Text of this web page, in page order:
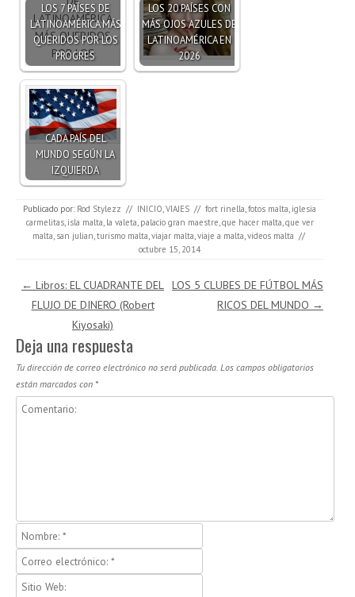
LOS 7 PAÍSES DE
LATINOAMÉRICA MÁS
QUERIDOS POR LOS
PROGRES
LOS 20 PAÍSES CON
MÁS OJOS AZULES DE
LATINOAMÉRICA EN
2026
CADA PAÍS DEL
MUNDO SEGÚN LA
IZQUIERDA
Publicado por: Rod Stylezz // INICIO VIAJES // fort rinella fotos malta iglesia
carmelitas, isla malta la valeta palacio gran maestre que hacer malta que ver
malta san julian turismo malta viajar malta viaje a malta videos malta //
octubre 15, 2014
Navegación de entradas
← Libros: EL CUADRANTE DEL
FLUJO DE DINERO (Robert
Kiyosaki)
LOS 5 CLUBES DE FÚTBOL MÁS
RICOS DEL MUNDO →
Deja una respuesta
Tu dirección de correo electrónico no será publicada. Los campos obligatorios
están marcados con *